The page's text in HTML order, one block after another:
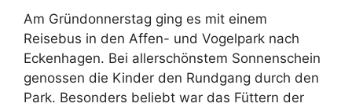
Am Gründonnerstag ging es mit einem
Reisebus in den Affen- und Vogelpark nach
Eckenhagen. Bei allerschönstem Sonnenschein
genossen die Kinder den Rundgang durch den
Park. Besonders beliebt war das Füttern der